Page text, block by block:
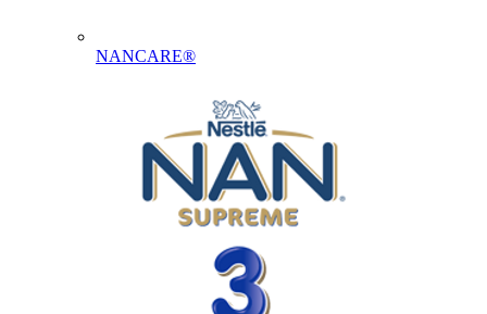
NANCARE®